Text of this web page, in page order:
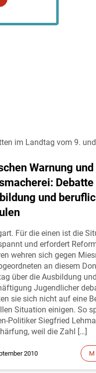
im Landtag vom 9.
Warnung und
Debatte
und
Für die einen ist die
und erfordert
wehren sich gegen
an diesem
über die Ausbildung und
Jugendlicher
sie sich nicht auf eine
Situation einigen. So
Politiker Siegfried
weil die Zahl […]
2010